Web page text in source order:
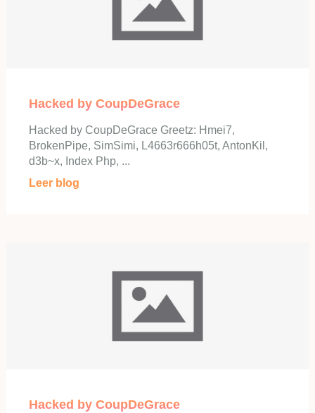
Hacked by CoupDeGrace
Hacked by CoupDeGrace Greetz: Hmei7,
BrokenPipe, SimSimi, L4663r666h05t, AntonKil,
d3b~x, Index Php, ...
Leer blog
Hacked by CoupDeGrace